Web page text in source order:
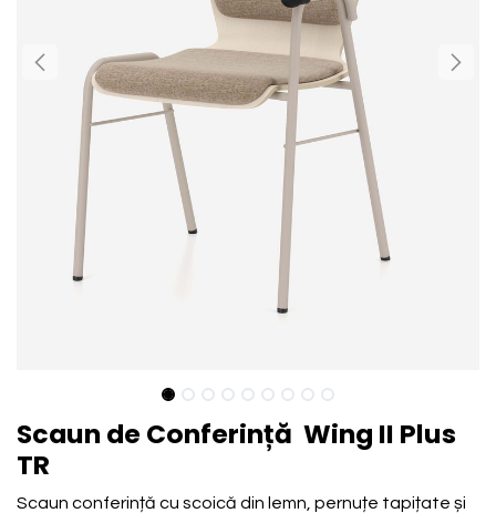
Scaun de Conferință Wing II Plus
TR
Scaun conferință cu scoică din lemn, pernuțe tapițate și